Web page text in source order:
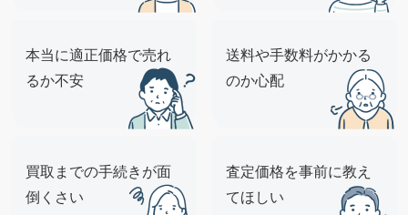
本当に適正価格で売れ
るか不安
送料や手数料がかかる
のか心配
買取までの手続きが面
倒くさい
査定価格を事前に教え
てほしい